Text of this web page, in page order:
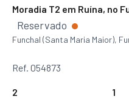
Moradia T2 em Ruína, no
Reservado
Funchal (Santa Maria Maior),
Ref. 054873
2
1